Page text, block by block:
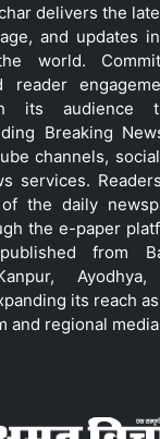
delivers the
and updates
world.
reader
its audience
Breaking
channels,
services.
the daily
the e-paper
from
its reach
and regional